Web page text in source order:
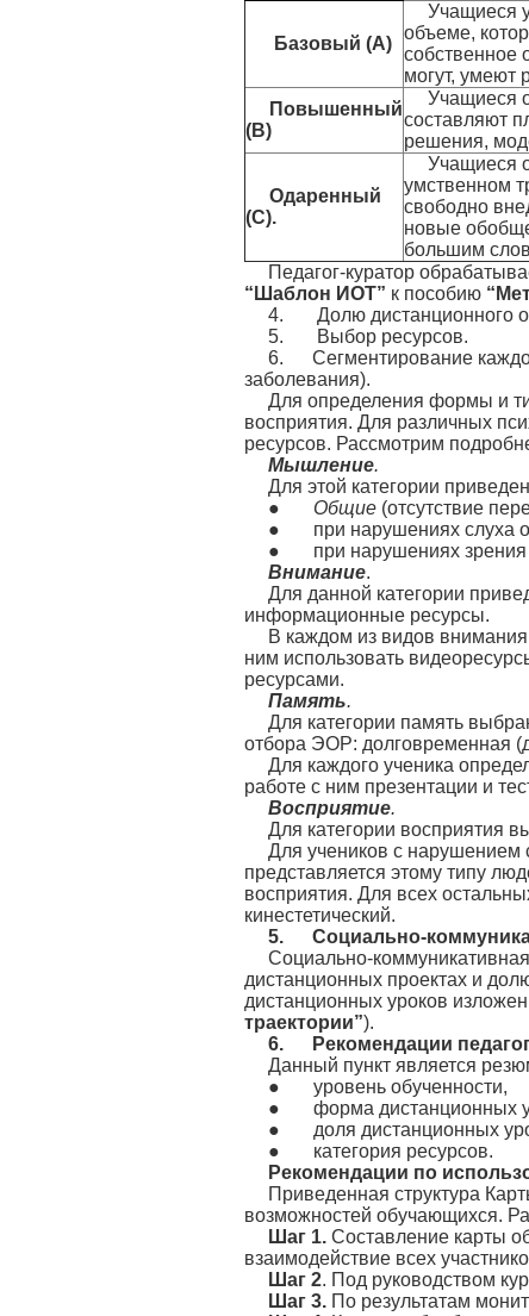
Базовый (А)
Учащиеся
объеме,
собственное
могут, умеют
Повышенный
(В)
Учащиеся
составляют
решения,
Одаренный
(С).
Учащиеся
умственном
свободно
новые
большим
Педагог-куратор
“Шаблон ИОТ” к пособию
4. Долю дистанционного
5. Выбор ресурсов.
6. Сегментирование
заболевания).
Для определения формы и
восприятия. Для различных
ресурсов. Рассмотрим
Мышление.
Для этой категории
● Общие (отсутствие
● при нарушениях слуха
● при нарушениях зрения
Внимание.
Для данной категории
информационные ресурсы.
В каждом из видов
ним использовать
ресурсами.
Память.
Для категории память
отбора ЭОР: долговременная
Для каждого ученика
работе с ним презентации и
Восприятие.
Для категории восприятия
Для учеников с
представляется этому типу
восприятия. Для всех
кинестетический.
5. Социально-
Социально-
дистанционных проектах и
дистанционных уроков
траектории”).
6.
Рекомендации
Данный пункт является
● уровень обученности,
● форма дистанционных
● доля дистанционных
● категория ресурсов.
Рекомендации по
Приведенная структура
возможностей обучающихся.
Шаг 1. Составление карты
взаимодействие всех
Шаг 2. Под руководством
Шаг 3. По результатам